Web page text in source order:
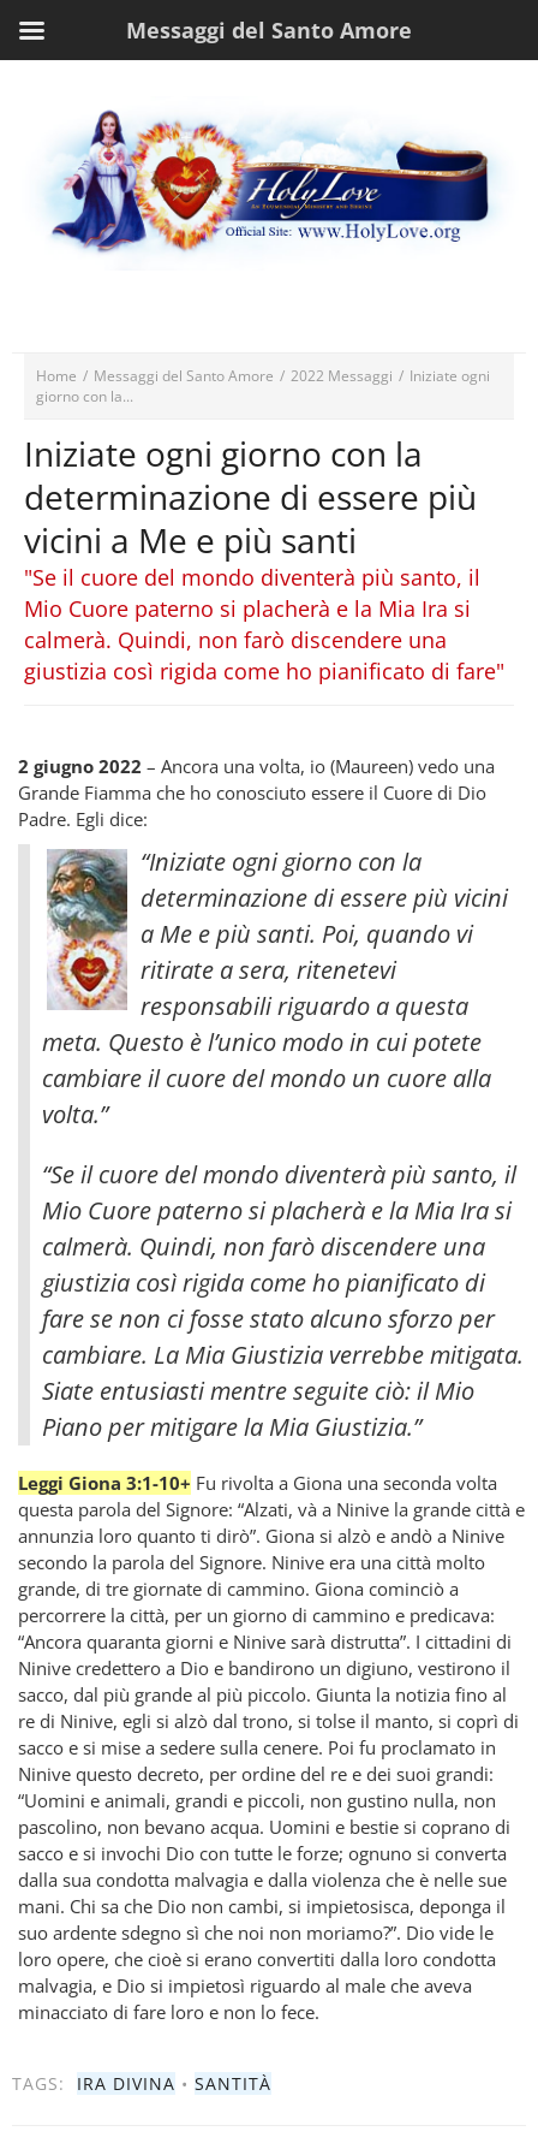
Home / Messaggi del Santo Amore / 2022 Messaggi / Iniziate ogni
giorno con la...
Iniziate ogni giorno con la
determinazione di essere più
vicini a Me e più santi
"Se il cuore del mondo diventerà più santo, il
Mio Cuore paterno si placherà e la Mia Ira si
calmerà. Quindi, non farò discendere una
giustizia così rigida come ho pianificato di fare"
2 giugno 2022 – Ancora una volta, io (Maureen) vedo una
Grande Fiamma che ho conosciuto essere il Cuore di Dio
Padre. Egli dice:
“Iniziate ogni giorno con la
determinazione di essere più vicini
a Me e più santi. Poi, quando vi
ritirate a sera, ritenetevi
responsabili riguardo a questa
meta. Questo è l’unico modo in cui potete
cambiare il cuore del mondo un cuore alla
volta.”
“Se il cuore del mondo diventerà più santo, il
Mio Cuore paterno si placherà e la Mia Ira si
calmerà. Quindi, non farò discendere una
giustizia così rigida come ho pianificato di
fare se non ci fosse stato alcuno sforzo per
cambiare. La Mia Giustizia verrebbe mitigata.
Siate entusiasti mentre seguite ciò: il Mio
Piano per mitigare la Mia Giustizia.”
Leggi Giona 3:1-10+ Fu rivolta a Giona una seconda volta
questa parola del Signore: “Alzati, và a Ninive la grande città e
annunzia loro quanto ti dirò”. Giona si alzò e andò a Ninive
secondo la parola del Signore. Ninive era una città molto
grande, di tre giornate di cammino. Giona cominciò a
percorrere la città, per un giorno di cammino e predicava:
“Ancora quaranta giorni e Ninive sarà distrutta”. I cittadini di
Ninive credettero a Dio e bandirono un digiuno, vestirono il
sacco, dal più grande al più piccolo. Giunta la notizia fino al
re di Ninive, egli si alzò dal trono, si tolse il manto, si coprì di
sacco e si mise a sedere sulla cenere. Poi fu proclamato in
Ninive questo decreto, per ordine del re e dei suoi grandi:
“Uomini e animali, grandi e piccoli, non gustino nulla, non
pascolino, non bevano acqua. Uomini e bestie si coprano di
sacco e si invochi Dio con tutte le forze; ognuno si converta
dalla sua condotta malvagia e dalla violenza che è nelle sue
mani. Chi sa che Dio non cambi, si impietosisca, deponga il
suo ardente sdegno sì che noi non moriamo?”. Dio vide le
loro opere, che cioè si erano convertiti dalla loro condotta
malvagia, e Dio si impietosì riguardo al male che aveva
minacciato di fare loro e non lo fece.
TAGS: IRA DIVINA • SANTITÀ
Messaggi del Santo Amore